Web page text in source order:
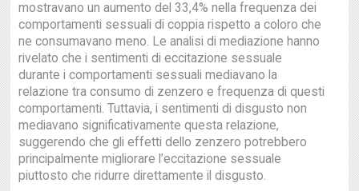
mostravano un aumento del 33,4% nella frequenza dei
comportamenti sessuali di coppia rispetto a coloro che
ne consumavano meno. Le analisi di mediazione hanno
rivelato che i sentimenti di eccitazione sessuale
durante i comportamenti sessuali mediavano la
relazione tra consumo di zenzero e frequenza di questi
comportamenti. Tuttavia, i sentimenti di disgusto non
mediavano significativamente questa relazione,
suggerendo che gli effetti dello zenzero potrebbero
principalmente migliorare l’eccitazione sessuale
piuttosto che ridurre direttamente il disgusto.